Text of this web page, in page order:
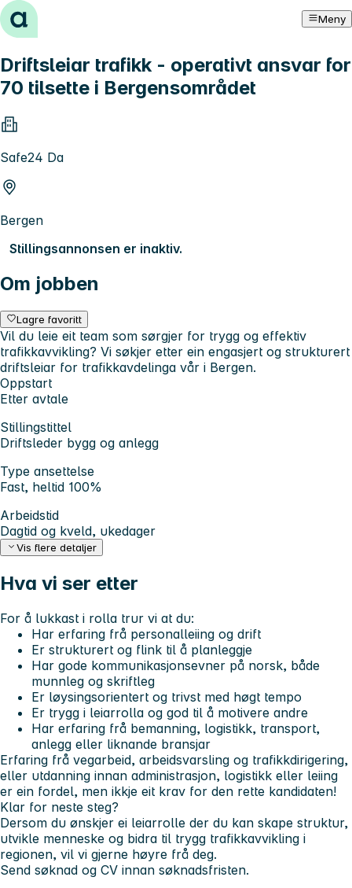
Hopp til innhold Meny
Driftsleiar trafikk - operativt ansvar for
70 tilsette i Bergensområdet
Safe24 Da
Bergen
Stillingsannonsen er inaktiv.
Om jobben
Lagre favoritt
Vil du leie eit team som sørgjer for trygg og effektiv
trafikkavvikling? Vi søkjer etter ein engasjert og strukturert
driftsleiar for trafikkavdelinga vår i Bergen.
Oppstart
Etter avtale
Stillingstittel
Driftsleder bygg og anlegg
Type ansettelse
Fast, heltid 100%
Arbeidstid
Dagtid og kveld, ukedager
Vis flere detaljer
Hva vi ser etter
For å lukkast i rolla trur vi at du:
Har erfaring frå personalleiing og drift
Er strukturert og flink til å planleggje
Har gode kommunikasjonsevner på norsk, både
munnleg og skriftleg
Er løysingsorientert og trivst med høgt tempo
Er trygg i leiarrolla og god til å motivere andre
Har erfaring frå bemanning, logistikk, transport,
anlegg eller liknande bransjar
Erfaring frå vegarbeid, arbeidsvarsling og trafikkdirigering,
eller utdanning innan administrasjon, logistikk eller leiing
er ein fordel, men ikkje eit krav for den rette kandidaten!
Klar for neste steg?
Dersom du ønskjer ei leiarrolle der du kan skape struktur,
utvikle menneske og bidra til trygg trafikkavvikling i
regionen, vil vi gjerne høyre frå deg.
Send søknad og CV innan søknadsfristen.